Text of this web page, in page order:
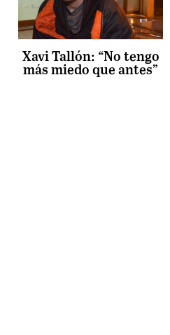
Xavi Tallón: “No tengo
más miedo que antes”